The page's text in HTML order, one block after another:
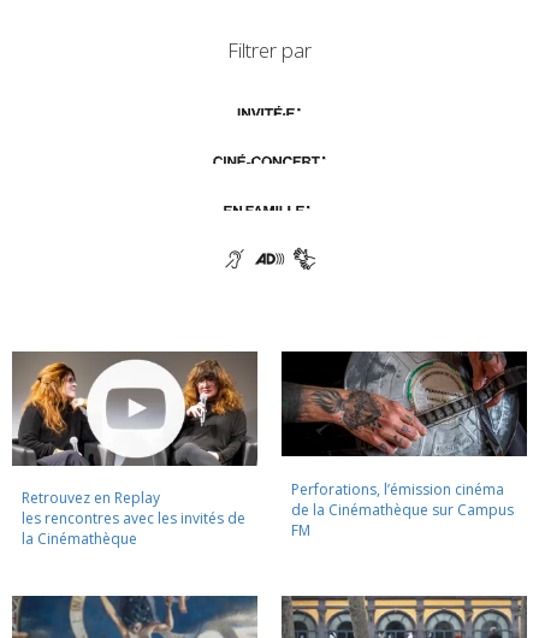
Filtrer par
Retrouvez en Replay
les rencontres avec les invités de
la Cinémathèque
Perforations, l’émission cinéma
de la Cinémathèque sur Campus
FM